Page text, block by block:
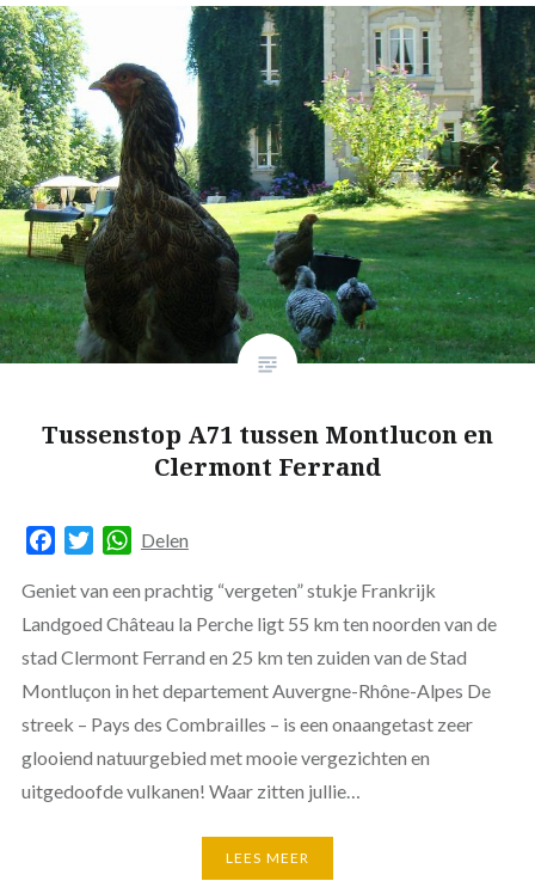
Tussenstop A71 tussen Montlucon en
Clermont Ferrand
FacebookTwitterWhatsApp
Delen
Geniet van een prachtig “vergeten” stukje Frankrijk
Landgoed Château la Perche ligt 55 km ten noorden van de
stad Clermont Ferrand en 25 km ten zuiden van de Stad
Montluçon in het departement Auvergne-Rhône-Alpes De
streek – Pays des Combrailles – is een onaangetast zeer
glooiend natuurgebied met mooie vergezichten en
uitgedoofde vulkanen! Waar zitten jullie…
LEES MEER